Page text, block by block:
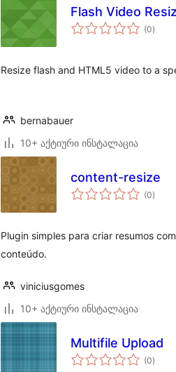
Flash Video
(0)
Resize flash and HTML5 video to a
bernabauer
10+ აქტიური ინსტალაცია
content-resize
(0)
Plugin simples para criar resumos
conteúdo.
viniciusgomes
10+ აქტიური ინსტალაცია
Multifile Upload
(0)